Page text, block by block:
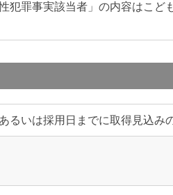
犯罪事実該当者」の内容はこど
るいは採用日までに取得見込み